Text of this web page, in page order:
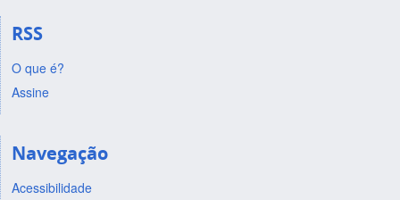
RSS
O que é?
Assine
Navegação
Acessibilidade